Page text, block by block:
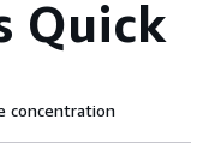
Quick
concentration